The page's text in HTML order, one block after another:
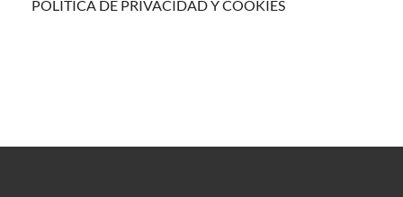
POLÍTICA DE PRIVACIDAD Y COOKIES